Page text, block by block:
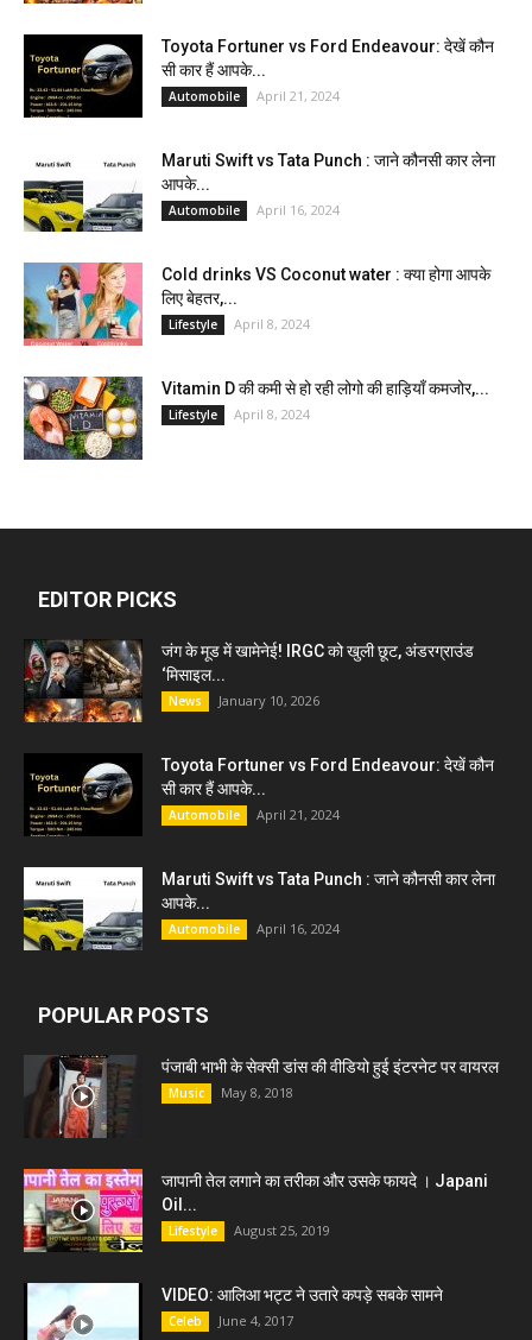
Toyota Fortuner vs Ford Endeavour: देखें कौन
सी कार हैं आपके...
Automobile April 21, 2024
Maruti Swift vs Tata Punch : जाने कौनसी कार लेना
आपके...
Automobile April 16, 2024
Cold drinks VS Coconut water : क्या होगा आपके
लिए बेहतर,...
Lifestyle April 8, 2024
Vitamin D की कमी से हो रही लोगो की हाड़ियाँ कमजोर,...
Lifestyle April 8, 2024
EDITOR PICKS
जंग के मूड में खामेनेई! IRGC को खुली छूट, अंडरग्राउंड
‘मिसाइल...
News January 10, 2026
Toyota Fortuner vs Ford Endeavour: देखें कौन
सी कार हैं आपके...
Automobile April 21, 2024
Maruti Swift vs Tata Punch : जाने कौनसी कार लेना
आपके...
Automobile April 16, 2024
POPULAR POSTS
पंजाबी भाभी के सेक्सी डांस की वीडियो हुई इंटरनेट पर वायरल
Music May 8, 2018
जापानी तेल लगाने का तरीका और उसके फायदे । Japani
Oil...
Lifestyle August 25, 2019
VIDEO: आलिआ भट्ट ने उतारे कपड़े सबके सामने
Celeb June 4, 2017